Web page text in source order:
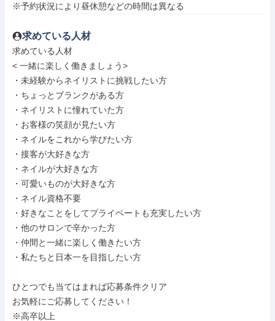
※予約状況により昼休憩などの時間は異なる
求めている人材
求めている人材
< 一緒に楽しく働きましょう>
・未経験からネイリストに挑戦したい方
・ちょっとブランクがある方
・ネイリストに憧れていた方
・お客様の笑顔が見たい方
・ネイルをこれから学びたい方
・接客が大好きな方
・ネイルが大好きな方
・可愛いものが大好きな方
・ネイル資格不要
・好きなことをしてプライベートも充実したい方
・他のサロンで辛かった方
・仲間と一緒に楽しく働きたい方
・私たちと日本一を目指したい方
ひとつでも当てはまれば応募条件クリア
お気軽にご応募してください！
※高卒以上